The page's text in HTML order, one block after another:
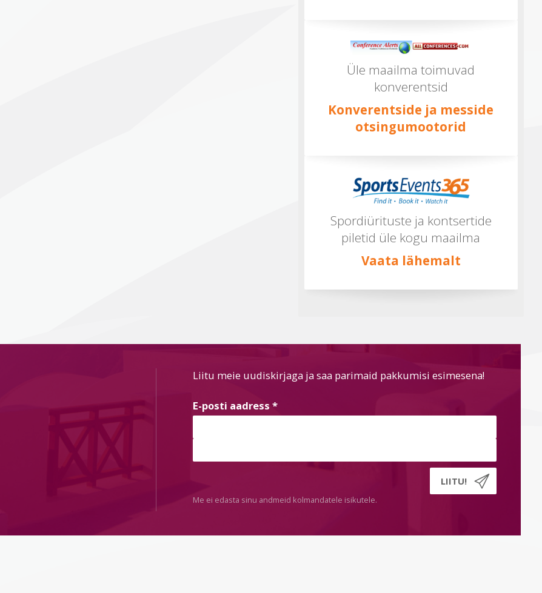
Üle maailma toimuvad
konverentsid
Konverentside ja messide
otsingumootorid
Spordiürituste ja kontsertide
piletid üle kogu maailma
Vaata lähemalt
Liitu meie uudiskirjaga ja saa parimaid pakkumisi esimesena!
E-posti aadress *
Me ei edasta sinu andmeid kolmandatele isikutele.